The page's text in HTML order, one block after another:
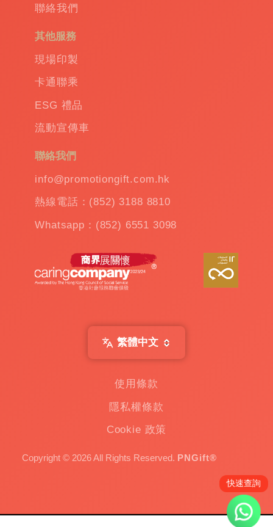
聯絡我們
其他服務
現場印製
卡通聯乘
ESG 禮品
流動宣傳車
聯絡我們
info@promotiongift.com.hk
熱線電話：(852) 3188 8810
Whatsapp：(852) 6551 3098
繁體中文
使用條款
隱私權條款
Cookie 政策
Copyright © 2026 All Rights Reserved. PNGift®
快速查詢